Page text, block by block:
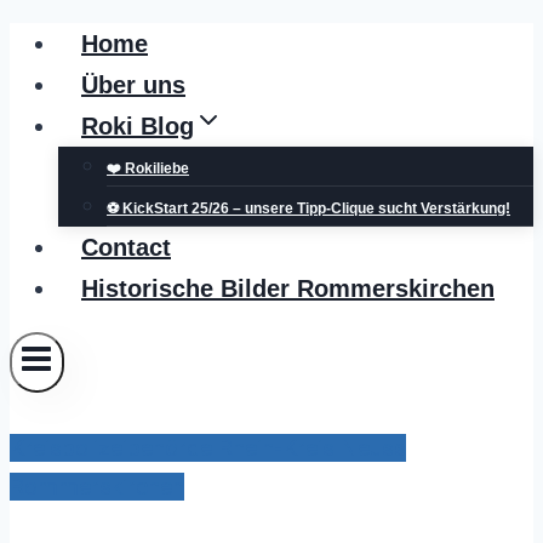
Zum
Inhalt
springen
Home
Über uns
Roki Blog
❤️ Rokiliebe
⚽ KickStart 25/26 – unsere Tipp-Clique sucht Verstärkung!
Contact
Historische Bilder Rommerskirchen